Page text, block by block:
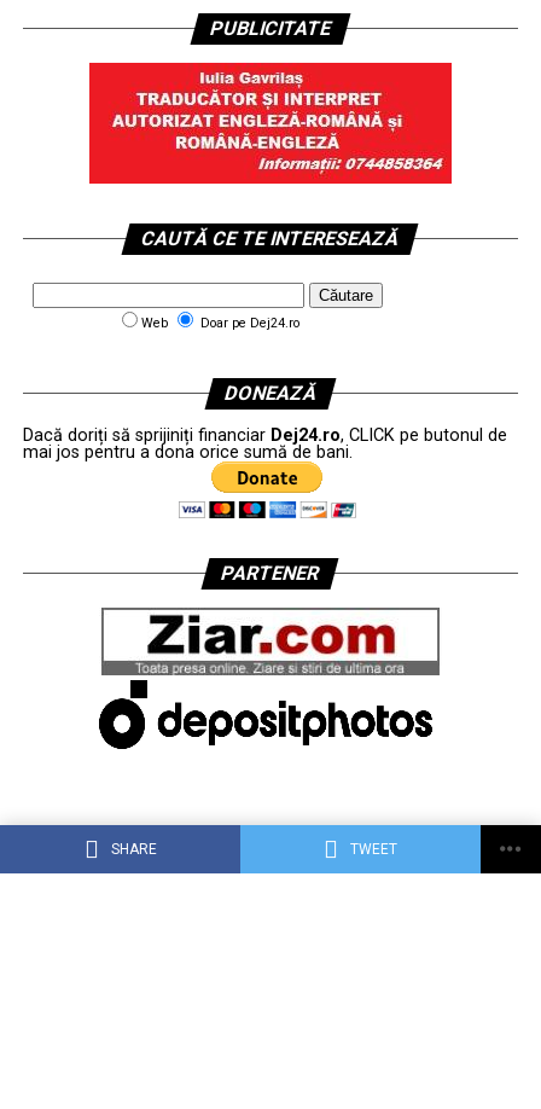
SHARE TWEET
PUBLICITATE
CAUTĂ CE TE INTERESEAZĂ
Web Doar pe Dej24.ro
DONEAZĂ
Dacă doriți să sprijiniți financiar Dej24.ro, CLICK pe butonul de
mai jos pentru a dona orice sumă de bani.
PARTENER